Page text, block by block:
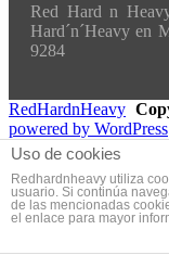
Red Hard n
Hard´n´Heavy en
9284
RedHardnHeavy
powered by WordPress
Uso de cookies
Redhardnheavy utiliza
usuario. Si continúa
de las mencionadas
el enlace para mayor